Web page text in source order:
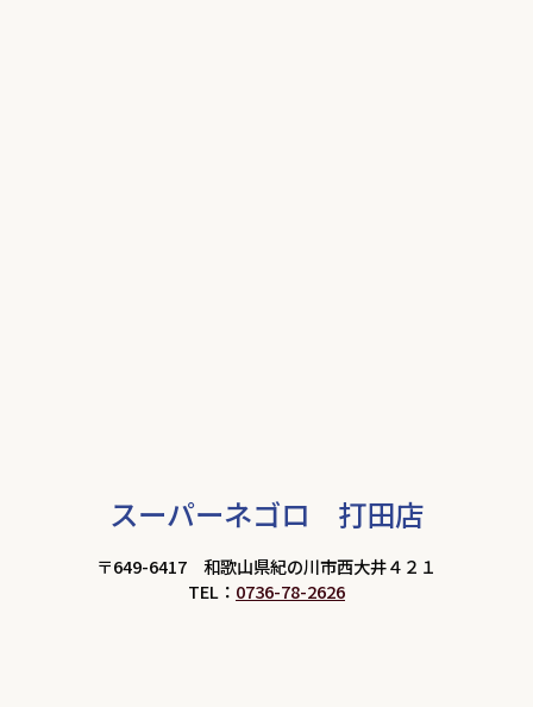
スーパーネゴロ 打田店
〒649-6417 和歌山県紀の川市西大井４２１
TEL： 0736-78-2626